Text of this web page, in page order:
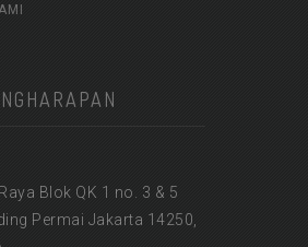
Blok QK 1 no. 3 & 5
Permai Jakarta 14250,